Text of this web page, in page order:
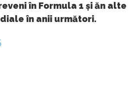
în Formula 1 și ăn alte
în anii următori.